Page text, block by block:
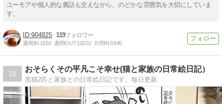
ユーモアや個人的な裏話も交えながら、のどかな雰囲気を大切にしていま
す。
904825 119
週間IN:1550 週間OUT:10220 月間IN:5940
16
おそらくその平凡こそ幸せ(猫と家族の日常絵日記）
黒猫2匹と家族との日常絵日記です。毎日更新